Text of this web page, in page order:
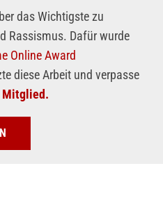
das Wichtigste zu
Rassismus. Dafür wurde
Online Award
diese Arbeit und verpasse
Mitglied.